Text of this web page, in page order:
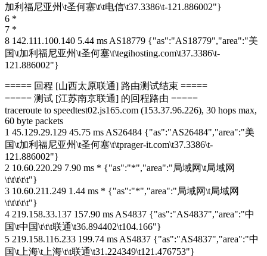
加利福尼亚州\t圣何塞\t\t电信\t37.3386\t-121.886002"}
6 *
7 *
8 142.111.100.140 5.44 ms AS18779 {"as":"AS18779","area":"美
国\t加利福尼亚州\t圣何塞\t\tegihosting.com\t37.3386\t-
121.886002"}
===== 回程 [山西太原联通] 路由测试结束 =====
===== 测试 [江苏南京联通] 的回程路由 =====
traceroute to speedtest02.js165.com (153.37.96.226), 30 hops max,
60 byte packets
1 45.129.29.129 45.75 ms AS26484 {"as":"AS26484","area":"美
国\t加利福尼亚州\t圣何塞\t\tprager-it.com\t37.3386\t-
121.886002"}
2 10.60.220.29 7.90 ms * {"as":"*","area":"局域网\t局域网
\t\t\t\t\t"}
3 10.60.211.249 1.44 ms * {"as":"*","area":"局域网\t局域网
\t\t\t\t\t"}
4 219.158.33.137 157.90 ms AS4837 {"as":"AS4837","area":"中
国\t中国\t\t\t联通\t36.894402\t104.166"}
5 219.158.116.233 199.74 ms AS4837 {"as":"AS4837","area":"中
国\t上海\t上海\t\t联通\t31.224349\t121.476753"}